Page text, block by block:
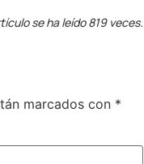
se ha leído 819 veces.
marcados con *